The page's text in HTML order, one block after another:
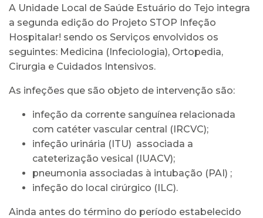
A Unidade Local de Saúde Estuário do Tejo integra
a segunda edição do Projeto STOP Infeção
Hospitalar! sendo os Serviços envolvidos os
seguintes: Medicina (Infeciologia), Ortopedia,
Cirurgia e Cuidados Intensivos.
As infeções que são objeto de intervenção são:
infeção da corrente sanguínea relacionada
com catéter vascular central (IRCVC);
infeção urinária (ITU) associada a
cateterização vesical (IUACV);
pneumonia associadas à intubação (PAI) ;
infeção do local cirúrgico (ILC).
Ainda antes do término do período estabelecido